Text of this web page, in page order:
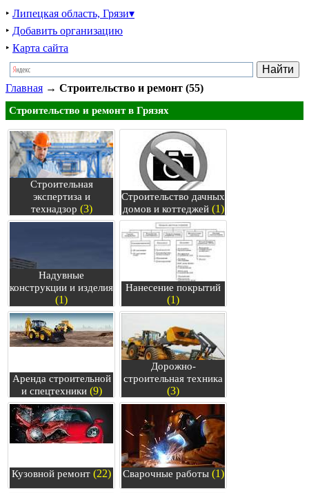
‣ Липецкая область, Грязи▾
‣ Добавить организацию
‣ Карта сайта
Главная → Строительство и ремонт (55)
Строительство и ремонт в Грязях
Строительная
экспертиза и
технадзор (3)
Строительство дачных
домов и коттеджей(1)
Надувные
конструкции и изделия
(1)
Нанесение покрытий
(1)
Аренда строительной
и спецтехники(9)
Дорожно-
строительная техника
(3)
Кузовной ремонт (22) Сварочные работы(1)